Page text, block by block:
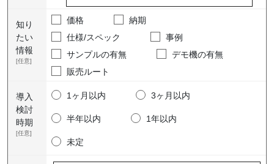
知り
たい
情報
[任意]
価格
納期
仕様/スペック
事例
サンプルの有無
デモ機の有無
販売ルート
導入
検討
時期
[任意]
1ヶ月以内 3ヶ月以内
半年以内 1年以内
未定